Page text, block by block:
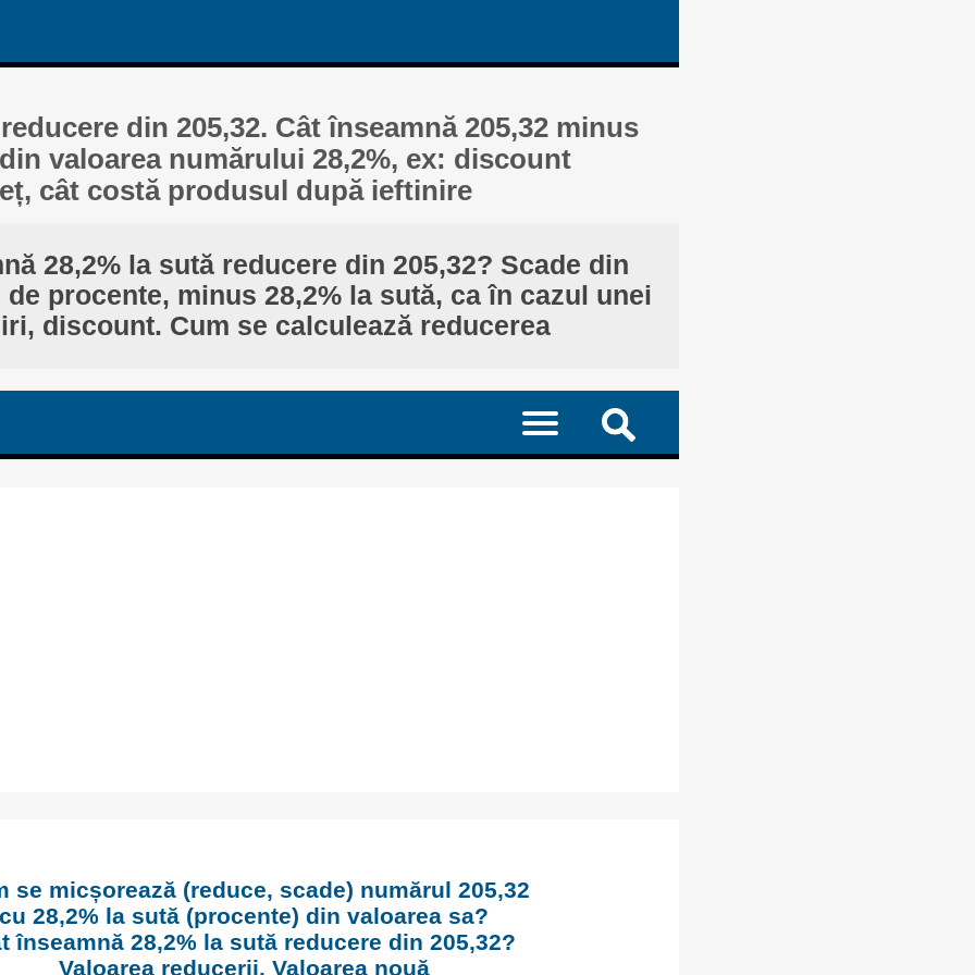
din 205,32. Cât înseamnă 205,32 minus
valoarea numărului 28,2%, ex: discount
cât costă produsul după ieftinire
28,2% la sută reducere din 205,32? Scade din
de procente, minus 28,2% la sută, ca în cazul unei
discount. Cum se calculează reducerea
se micșorează (reduce, scade) numărul 205,32
cu 28,2% la sută (procente) din valoarea sa?
înseamnă 28,2% la sută reducere din 205,32?
Valoarea reducerii. Valoarea nouă